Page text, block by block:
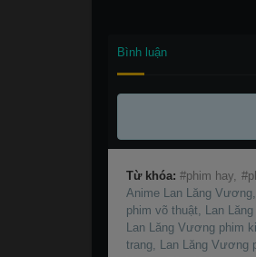
Bình luận
Từ khóa: phim hay,
Anime Lan Lăng
phim võ thuật, Lan
Lan Lăng Vương phim
trang, Lan Lăng Vương